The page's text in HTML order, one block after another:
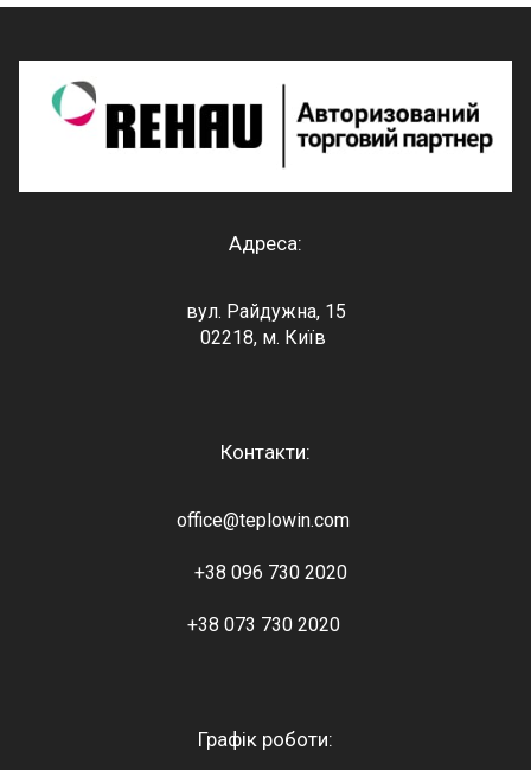
Адреса:
вул. Райдужна, 15
02218, м. Київ
Контакти:
office@teplowin.com
+38 096 730 2020
+38 073 730 2020
Графік роботи: